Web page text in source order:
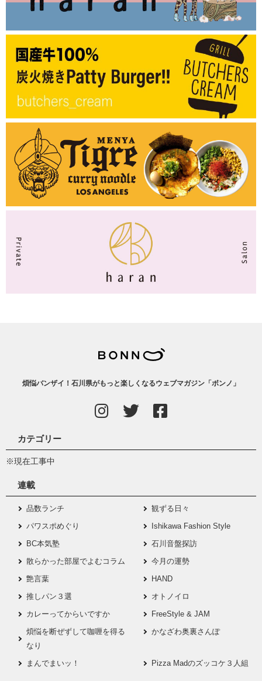
煩悩バンザイ！石川県がもっと楽しくなるウェブマガジン「ボンノ」
カテゴリー
※現在工事中
連載
品数ランチ
観ずる日々
パワスポめぐり
Ishikawa Fashion Style
BC本気塾
石川音盤探訪
散らかった部屋でよむコラム
今月の運勢
艶言葉
HAND
推しパン３選
オトノイロ
カレーってからいですか
FreeStyle & JAM
煩悩を断ぜずして咖喱を得る
なり
かなざわ奥裏さんぽ
まんでまいッ！ Pizza Madのズッコケ３人組